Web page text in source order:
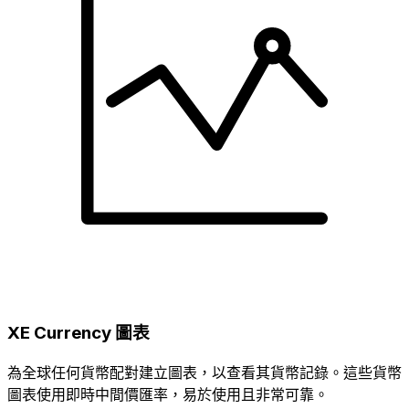
XE Currency 圖表
為全球任何貨幣配對建立圖表，以查看其貨幣記錄。這些貨幣
圖表使用即時中間價匯率，易於使用且非常可靠。